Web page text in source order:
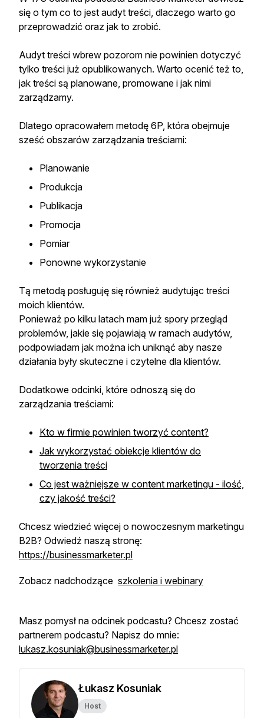
się o tym co to jest audyt treści, dlaczego warto go
przeprowadzić oraz jak to zrobić.
Audyt treści wbrew pozorom nie powinien dotyczyć
tylko treści już opublikowanych. Warto ocenić też to,
jak treści są planowane, promowane i jak nimi
zarządzamy.
Dlatego opracowałem metodę 6P, która obejmuje
sześć obszarów zarządzania treściami:
Planowanie
Produkcja
Publikacja
Promocja
Pomiar
Ponowne wykorzystanie
Tą metodą posługuję się również audytując treści
moich klientów.
Ponieważ po kilku latach mam już spory przegląd
problemów, jakie się pojawiają w ramach audytów,
podpowiadam jak można ich uniknąć aby nasze
działania były skuteczne i czytelne dla klientów.
Dodatkowe odcinki, które odnoszą się do
zarządzania treściami:
Kto w firmie powinien tworzyć content?
Jak wykorzystać obiekcje klientów do
tworzenia treści
Co jest ważniejsze w content marketingu - ilość,
czy jakość treści?
Chcesz wiedzieć więcej o nowoczesnym marketingu
B2B? Odwiedź naszą stronę:
https://businessmarketer.pl
Zobacz nadchodzące szkolenia i webinary
Masz pomysł na odcinek podcastu? Chcesz zostać
partnerem podcastu? Napisz do mnie:
lukasz.kosuniak@businessmarketer.pl
Łukasz Kosuniak
Host